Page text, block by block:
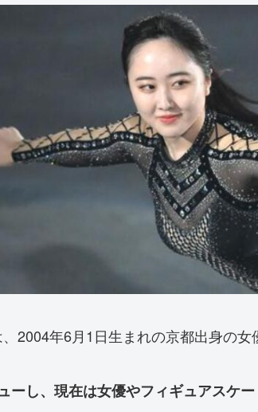
2004年6月1日生まれの京都出身の女
ーし、現在は女優やフィギュアスケ